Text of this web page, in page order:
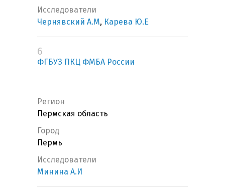
Исследователи
Чернявский А.М, Карева Ю.Е
6
ФГБУЗ ПКЦ ФМБА России
Регион
Пермская область
Город
Пермь
Исследователи
Минина А.И